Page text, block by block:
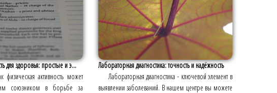
для здоровья: простые и э...
физическая активность может
союзником в борьбе за
Лабораторная диагностика: точность и надёжность
Лабораторная диагностика - ключевой элемент в
выявлении заболеваний. В нашем центре вы можете